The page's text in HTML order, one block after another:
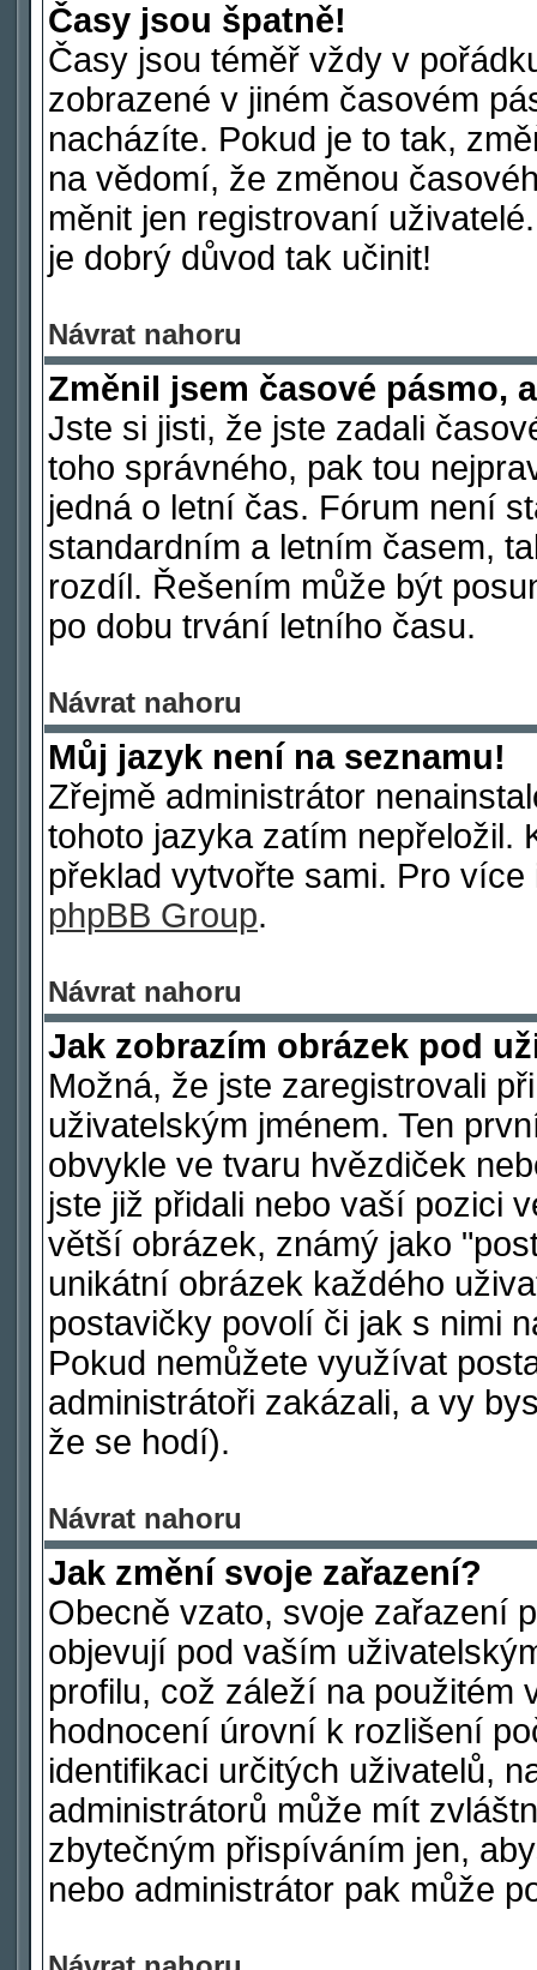
Časy jsou špatně!
Časy jsou téměř vždy v
zobrazené v jiném časovém
nacházíte. Pokud je to tak,
na vědomí, že změnou
měnit jen registrovaní
je dobrý důvod tak učinit!
Návrat nahoru
Změnil jsem časové pásmo,
Jste si jisti, že jste zadali
toho správného, pak tou
jedná o letní čas. Fórum není
standardním a letním časem,
rozdíl. Řešením může být
po dobu trvání letního času.
Návrat nahoru
Můj jazyk není na seznamu!
Zřejmě administrátor
tohoto jazyka zatím nepřeložil.
překlad vytvořte sami. Pro
phpBB Group.
Návrat nahoru
Jak zobrazím obrázek pod
Možná, že jste zaregistrovali
uživatelským jménem. Ten
obvykle ve tvaru hvězdiček
jste již přidali nebo vaší pozici
větší obrázek, známý jako
unikátní obrázek každého
postavičky povolí či jak s nimi
Pokud nemůžete využívat
administrátoři zakázali, a vy
že se hodí).
Návrat nahoru
Jak změní svoje zařazení?
Obecně vzato, svoje zařazení
objevují pod vaším
profilu, což záleží na použitém
hodnocení úrovní k rozlišení
identifikaci určitých uživatelů,
administrátorů může mít
zbytečným přispíváním jen,
nebo administrátor pak může